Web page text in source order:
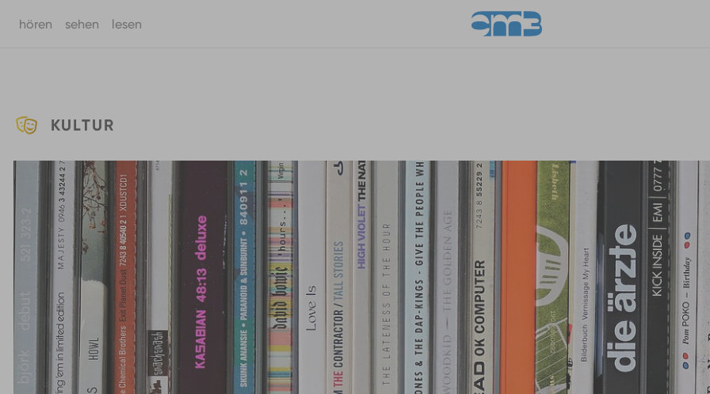
hören sehen lesen
KULTUR